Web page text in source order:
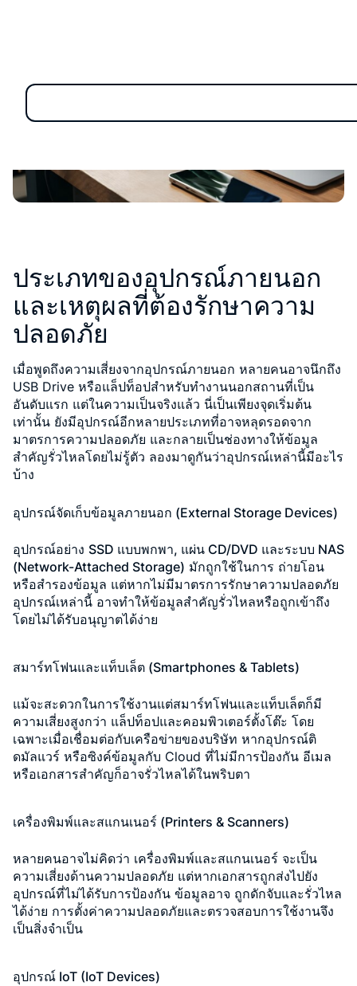
ประเภทของอุปกรณ์ภายนอก
และเหตุผลที่ต้องรักษาความ
ปลอดภัย
เมื่อพูดถึงความเสี่ยงจากอุปกรณ์ภายนอก หลายคนอาจนึกถึง
USB Drive หรือแล็ปท็อปสำหรับทำงานนอกสถานที่เป็น
อันดับแรก แต่ในความเป็นจริงแล้ว นี่เป็นเพียงจุดเริ่มต้น
เท่านั้น ยังมีอุปกรณ์อีกหลายประเภทที่อาจหลุดรอดจาก
มาตรการความปลอดภัย และกลายเป็นช่องทางให้ข้อมูล
สำคัญรั่วไหลโดยไม่รู้ตัว ลองมาดูกันว่าอุปกรณ์เหล่านี้มีอะไร
บ้าง
อุปกรณ์จัดเก็บข้อมูลภายนอก (External Storage Devices)
อุปกรณ์อย่าง SSD แบบพกพา, แผ่น CD/DVD และระบบ NAS
(Network-Attached Storage) มักถูกใช้ในการ ถ่ายโอน
หรือสำรองข้อมูล แต่หากไม่มีมาตรการรักษาความปลอดภัย
อุปกรณ์เหล่านี้ อาจทำให้ข้อมูลสำคัญรั่วไหลหรือถูกเข้าถึง
โดยไม่ได้รับอนุญาตได้ง่าย
สมาร์ทโฟนและแท็บเล็ต (Smartphones & Tablets)
แม้จะสะดวกในการใช้งานแต่สมาร์ทโฟนและแท็บเล็ตก็มี
ความเสี่ยงสูงกว่า แล็ปท็อปและคอมพิวเตอร์ตั้งโต๊ะ โดย
เฉพาะเมื่อเชื่อมต่อกับเครือข่ายของบริษัท หากอุปกรณ์ติ
ดมัลแวร์ หรือซิงค์ข้อมูลกับ Cloud ที่ไม่มีการป้องกัน อีเมล
หรือเอกสารสำคัญก็อาจรั่วไหลได้ในพริบตา
เครื่องพิมพ์และสแกนเนอร์ (Printers & Scanners)
หลายคนอาจไม่คิดว่า เครื่องพิมพ์และสแกนเนอร์ จะเป็น
ความเสี่ยงด้านความปลอดภัย แต่หากเอกสารถูกส่งไปยัง
อุปกรณ์ที่ไม่ได้รับการป้องกัน ข้อมูลอาจ ถูกดักจับและรั่วไหล
ได้ง่าย การตั้งค่าความปลอดภัยและตรวจสอบการใช้งานจึง
เป็นสิ่งจำเป็น
อุปกรณ์ IoT (IoT Devices)